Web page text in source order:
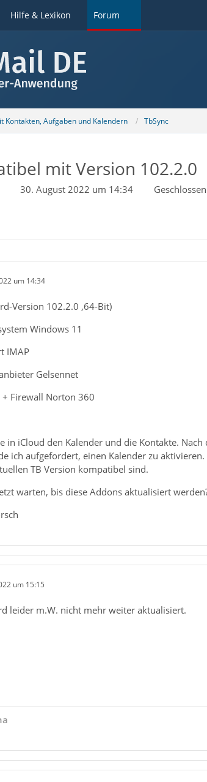
Hilfe & Lexikon Forum
Kontakten, Aufgaben und Kalendern TbSync
mit Version 102.2.0
30. August 2022 um 14:34 Geschlossen
um 14:34
Version 102.2.0 ,64-Bit)
Windows 11
IMAP
Gelsennet
Firewall Norton 360
in iCloud den Kalender und die Kontakte.
ich aufgefordert, einen Kalender zu
TB Version kompatibel sind.
warten, bis diese Addons aktualisiert
um 15:15
leider m.W. nicht mehr weiter aktualisiert.